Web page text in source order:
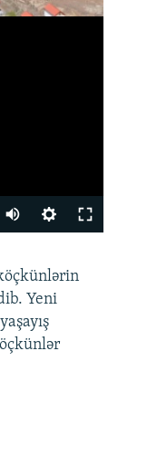
360p
480p
720p
Yeni